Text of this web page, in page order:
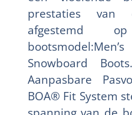
prestaties van
afgestemd
Snowboard
Aanpasbare
BOA® Fit System